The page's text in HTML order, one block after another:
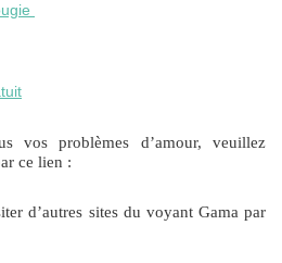
vos problèmes d’amour, veuillez
ce lien :
d’autres sites du voyant Gama par